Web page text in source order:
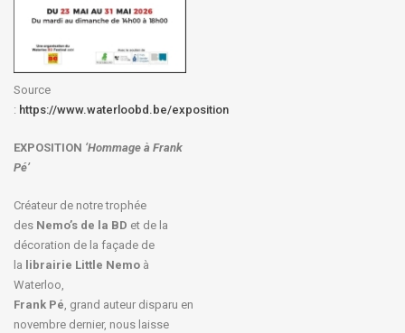
Source
: https://www.waterloobd.be/exposition
EXPOSITION ‘Hommage à Frank
Pé’
Créateur de notre trophée
des Nemo’s de la BD et de la
décoration de la façade de
la librairie Little Nemo à
Waterloo,
Frank Pé, grand auteur disparu en
novembre dernier, nous laisse